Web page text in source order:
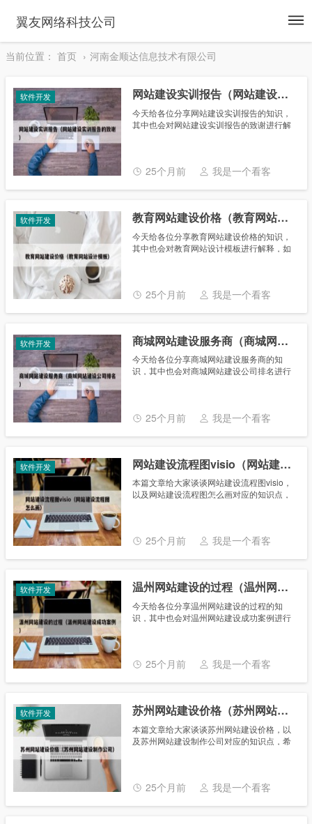
翼友网络科技公司
当前位置： 首页 河南金顺达信息技术有限公司
软件开发 网站建设实训报告（网站建设实训报告的致谢）
今天给各位分享网站建设实训报告的知识，
其中也会对网站建设实训报告的致谢进行解
25个月前 我是一个看客
软件开发 教育网站建设价格（教育网站设计模板）
今天给各位分享教育网站建设价格的知识，
其中也会对教育网站设计模板进行解释，如
25个月前 我是一个看客
软件开发 商城网站建设服务商（商城网站建设公司排名）
今天给各位分享商城网站建设服务商的知
识，其中也会对商城网站建设公司排名进行
25个月前 我是一个看客
软件开发 网站建设流程图visio（网站建设流程图怎么画）
本篇文章给大家谈谈网站建设流程图visio，
以及网站建设流程图怎么画对应的知识点，
25个月前 我是一个看客
软件开发 温州网站建设的过程（温州网站建设成功案例）
今天给各位分享温州网站建设的过程的知
识，其中也会对温州网站建设成功案例进行
25个月前 我是一个看客
软件开发 苏州网站建设价格（苏州网站建设制作公司）
本篇文章给大家谈谈苏州网站建设价格，以
及苏州网站建设制作公司对应的知识点，希
25个月前 我是一个看客